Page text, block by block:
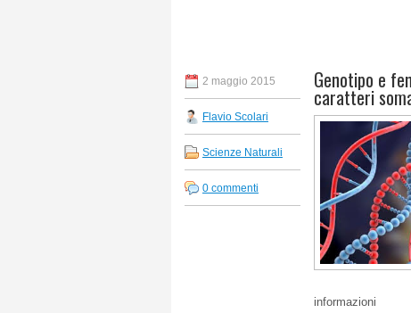
2 maggio 2015
Flavio Scolari
Scienze Naturali
0 commenti
Genotipo e
caratteri
informazioni